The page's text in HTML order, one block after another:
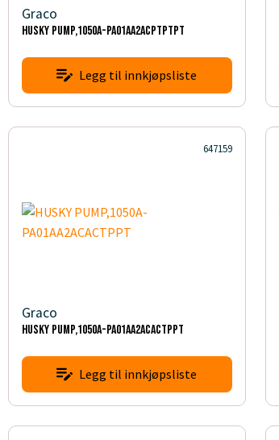
Graco
HUSKY PUMP,1050A-PA01AA2ACPTPTPT
Legg til innkjøpsliste
647159
Graco
HUSKY PUMP,1050A-PA01AA2ACACTPPT
Legg til innkjøpsliste